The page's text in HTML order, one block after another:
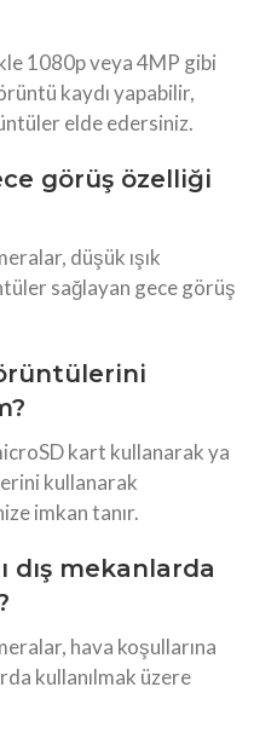
1080p veya 4MP gibi
kaydı yapabilir,
elde edersiniz.
görüş özelliği
düşük ışık
sağlayan gece görüş
kart kullanarak ya
kullanarak
imkan tanır.
dış mekanlarda
hava koşullarına
kullanılmak üzere